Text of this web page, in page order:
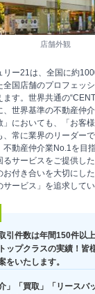
店舗外観
ー21は、全国に約
全国店舗のプロフェッ
す。世界共通の
、世界基準の不動産仲
」においても、「お客
、常に業界のリーダー
不動産仲介業No.1を目
るサービスをご提供し
お付き合いを大切にし
サービス」を追求してい
引件数は年間150件以
ップクラスの実績！皆
をいたします。
介」「買取」「リースバ